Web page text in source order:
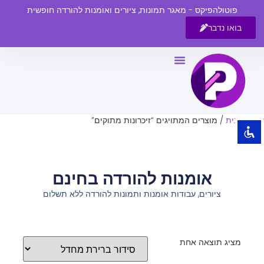
visibility_off השבת את ההבזקים
title סמן כותרות
צבע רקע
zoom_out
הקטנת גופן
הגדלת גופן
ניגודיות בהירה
פוטולהפיקס - מאגר תמונות, ציורים ואומנות להורדה חופשית
בואו נדבר
עמוד הבית / מוצרים המתויגים “זיכרונות מתוקים”
אומנות להורדה בחינם
ציורים, עבודות אומנות ותמונות להורדה ללא תשלום
מציג תוצאה אחת